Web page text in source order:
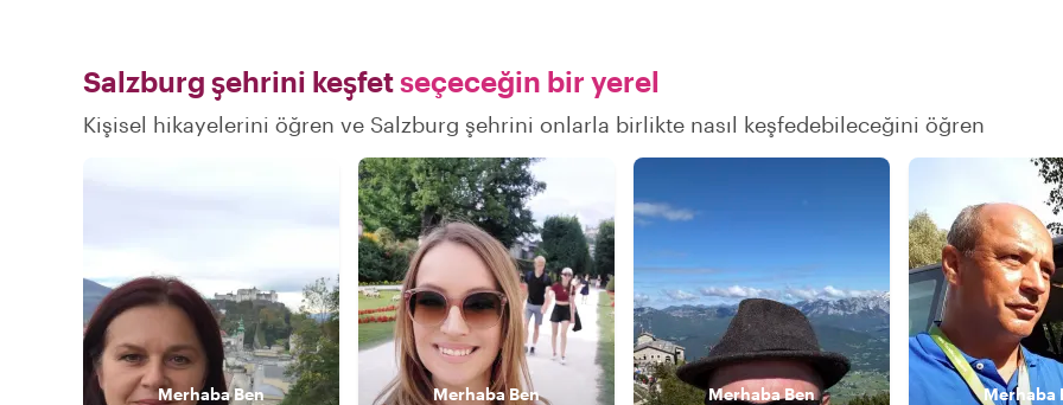
Salzburg şehrini keşfetseçeceğin bir yerel
Kişisel hikayelerini öğren ve Salzburg şehrini onlarla birlikte nasıl keşfedebileceğini öğren
MerhabaBen Merhaba Ben MerhabaBen Merhaba